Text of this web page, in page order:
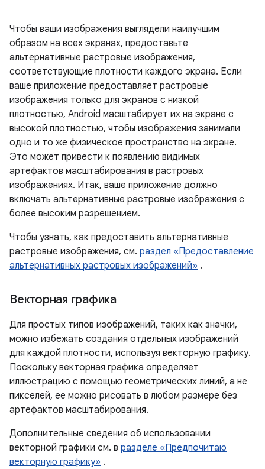
Чтобы ваши изображения выглядели наилучшим
образом на всех экранах, предоставьте
альтернативные растровые изображения,
соответствующие плотности каждого экрана. Если
ваше приложение предоставляет растровые
изображения только для экранов с низкой
плотностью, Android масштабирует их на экране с
высокой плотностью, чтобы изображения занимали
одно и то же физическое пространство на экране.
Это может привести к появлению видимых
артефактов масштабирования в растровых
изображениях. Итак, ваше приложение должно
включать альтернативные растровые изображения с
более высоким разрешением.
Чтобы узнать, как предоставить альтернативные
растровые изображения, см. раздел «Предоставление
альтернативных растровых изображений» .
Векторная графика
Для простых типов изображений, таких как значки,
можно избежать создания отдельных изображений
для каждой плотности, используя векторную графику.
Поскольку векторная графика определяет
иллюстрацию с помощью геометрических линий, а не
пикселей, ее можно рисовать в любом размере без
артефактов масштабирования.
Дополнительные сведения об использовании
векторной графики см. в разделе «Предпочитаю
векторную графику» .